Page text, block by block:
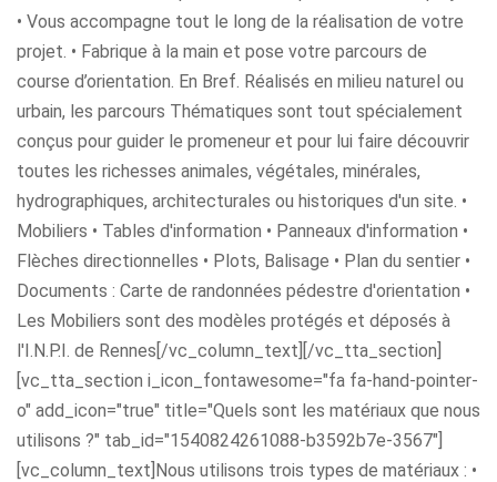
• Vous accompagne tout le long de la réalisation de votre
projet. • Fabrique à la main et pose votre parcours de
course d’orientation. En Bref. Réalisés en milieu naturel ou
urbain, les parcours Thématiques sont tout spécialement
conçus pour guider le promeneur et pour lui faire découvrir
toutes les richesses animales, végétales, minérales,
hydrographiques, architecturales ou historiques d'un site. •
Mobiliers • Tables d'information • Panneaux d'information •
Flèches directionnelles • Plots, Balisage • Plan du sentier •
Documents : Carte de randonnées pédestre d'orientation •
Les Mobiliers sont des modèles protégés et déposés à
l'I.N.P.I. de Rennes[/vc_column_text][/vc_tta_section]
[vc_tta_section i_icon_fontawesome="fa fa-hand-pointer-
o" add_icon="true" title="Quels sont les matériaux que nous
utilisons ?" tab_id="1540824261088-b3592b7e-3567"]
[vc_column_text]Nous utilisons trois types de matériaux : •